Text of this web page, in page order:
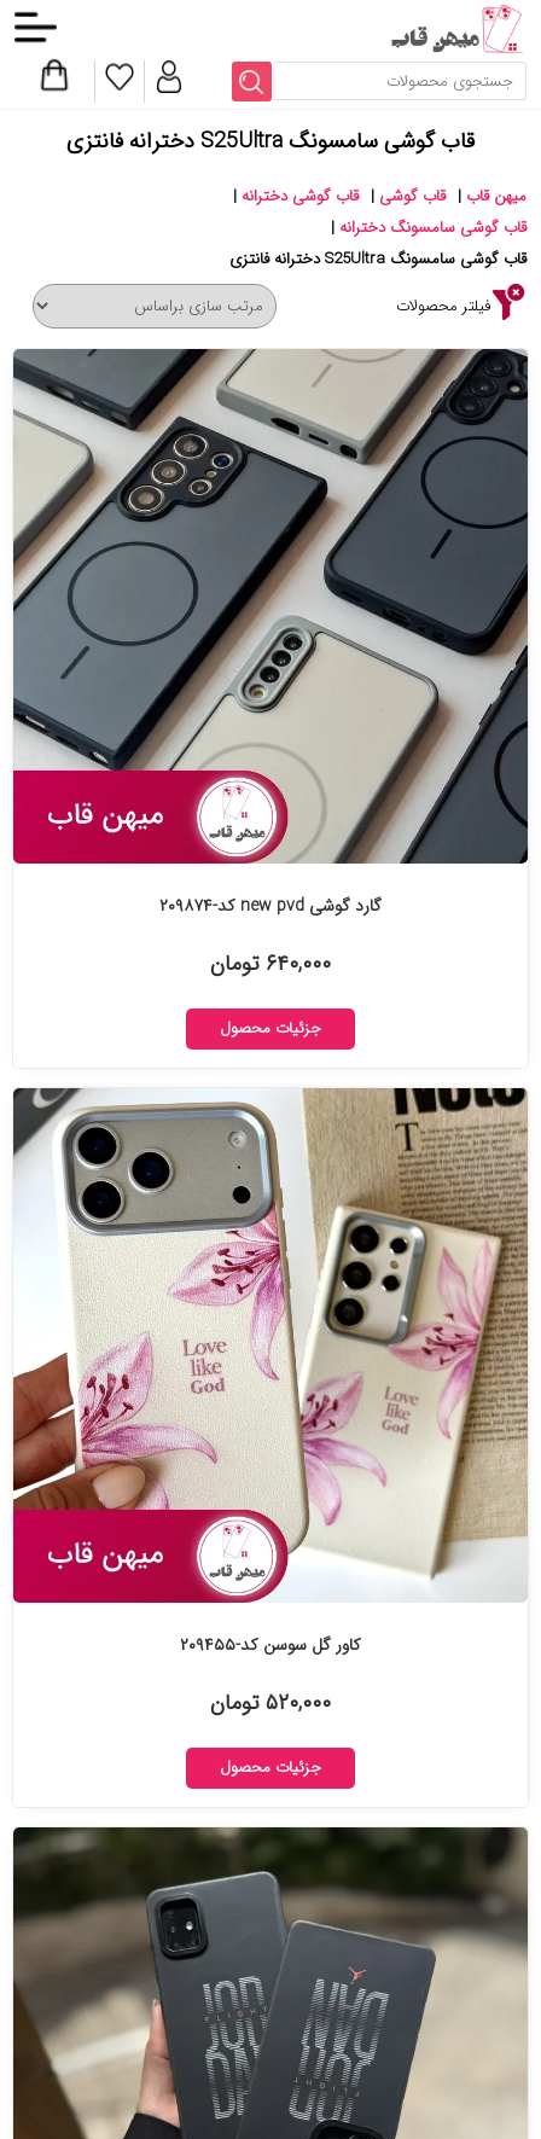
قاب گوشی سامسونگ S25Ultra دخترانه فانتزی
میهن قاب | قاب گوشی | قاب گوشی دخترانه |
قاب گوشی سامسونگ دخترانه |
قاب گوشی سامسونگ S25Ultra دخترانه فانتزی
فیلتر محصولات
گارد گوشی new pvd کد-۲۰۹۸۷۴
۶۴۰,۰۰۰ تومان
جزئیات محصول
کاور گل سوسن کد-۲۰۹۴۵۵
۵۲۰,۰۰۰ تومان
جزئیات محصول